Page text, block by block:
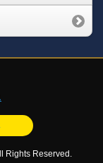
Rights Reserved.